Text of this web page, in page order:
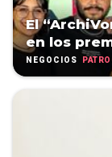
El “ArchiVori Vori” se alzó con el bronce
en los
NEGOCIOS